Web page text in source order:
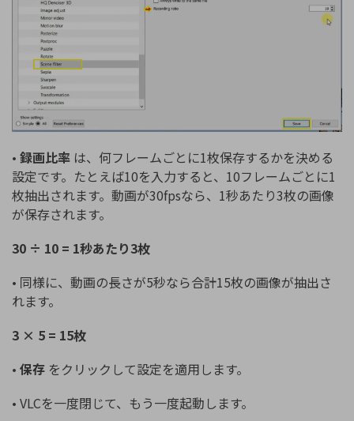
• 録画比率 は、何フレームごとに1枚保存するかを決める
設定です。たとえば10を入力すると、10フレームごとに1
枚抽出されます。動画が30fpsなら、1秒あたり3枚の画像
が保存されます。
30 ÷ 10 = 1秒あたり3枚
• 同様に、動画の長さが5秒なら合計15枚の画像が抽出さ
れます。
3 × 5 = 15枚
• 保存 をクリックして設定を適用します。
• VLCを一度閉じて、もう一度起動します。